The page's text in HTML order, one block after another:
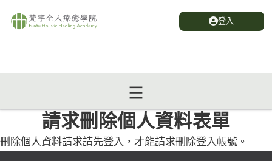
登入
請求刪除個人資料表單
刪除個人資料請求請先登入，才能請求刪除登入帳號。